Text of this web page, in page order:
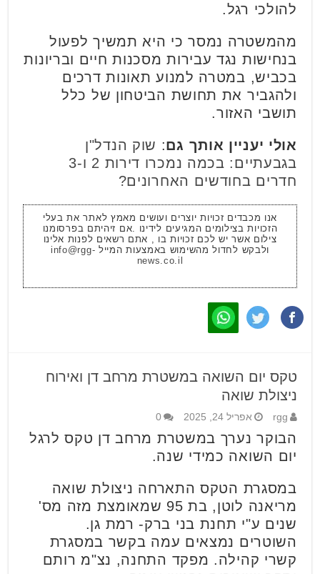
להולכי רגל.
מהמשטרה נמסר כי היא תמשיך לפעול
בנחישות נגד עבירות מסכנות חיים ובריונות
בכביש, במטרה למנוע תאונות דרכים
ולהגביר את תחושת הביטחון של כלל
תושבי האזור.
אולי יעניין אותך גם: שוק הנדל"ן
בגבעתיים: בכמה נמכרו דירות 2 ו-3
חדרים בחודשים האחרונים?
אנו מכבדים זכויות יוצרים ועושים מאמץ לאתר את בעלי
הזכויות בצילומים המגיעים לידינו .אם זיהיתם בפרסומנו
צילום אשר יש לכם זכויות בו , אתם רשאים לפנות אלינו
ולבקש לחדול מהשימוש באמצעות המייל info@rgg-
news.co.il
טקס יום השואה במשטרת מרחב דן ואירוח
ניצולת שואה
rgg אפריל 24, 2025 0
הבוקר נערך במשטרת מרחב דן טקס לרגל
יום השואה כמידי שנה.
במסגרת הטקס התארחה ניצולת שואה
מריאנה לוטן, בת 95 שמאומצת מזה מס'
שנים ע"י תחנת בני ברק- רמת גן.
השוטרים נמצאים עמה בקשר במסגרת
קשרי קהילה. מפקד התחנה, נצ"מ רותם